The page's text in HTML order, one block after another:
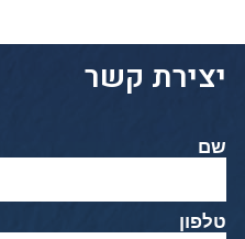
יצירת קשר
שם
טלפון